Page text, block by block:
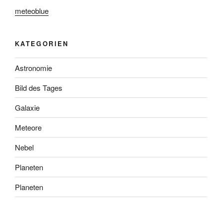
meteoblue
KATEGORIEN
Astronomie
Bild des Tages
Galaxie
Meteore
Nebel
Planeten
Planeten